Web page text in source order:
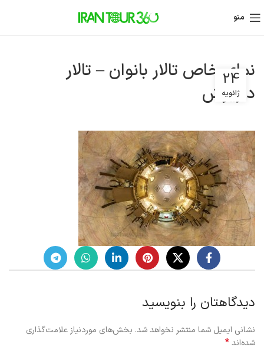
منو
نمای خاص تالار بانوان – تالار
داریوش
24
ژانویه
دیدگاهتان را بنویسید
نشانی ایمیل شما منتشر نخواهد شد. بخش‌های موردنیاز علامت‌گذاری
شده‌اند*